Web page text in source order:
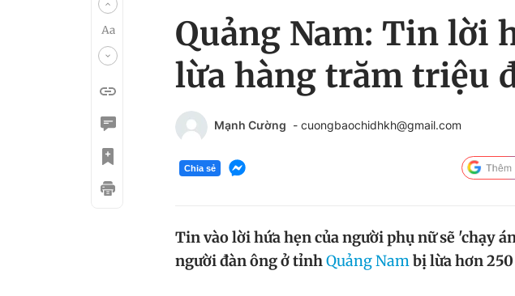
Quảng Nam: Tin lời
lừa hàng trăm triệu
Mạnh Cường - cuongbaochidhkh@gmail.com
Chia sẻ
Tin vào lời hứa hẹn của người phụ nữ sẽ 'chạy
người đàn ông ở tỉnhQuảng Nambị lừa hơn